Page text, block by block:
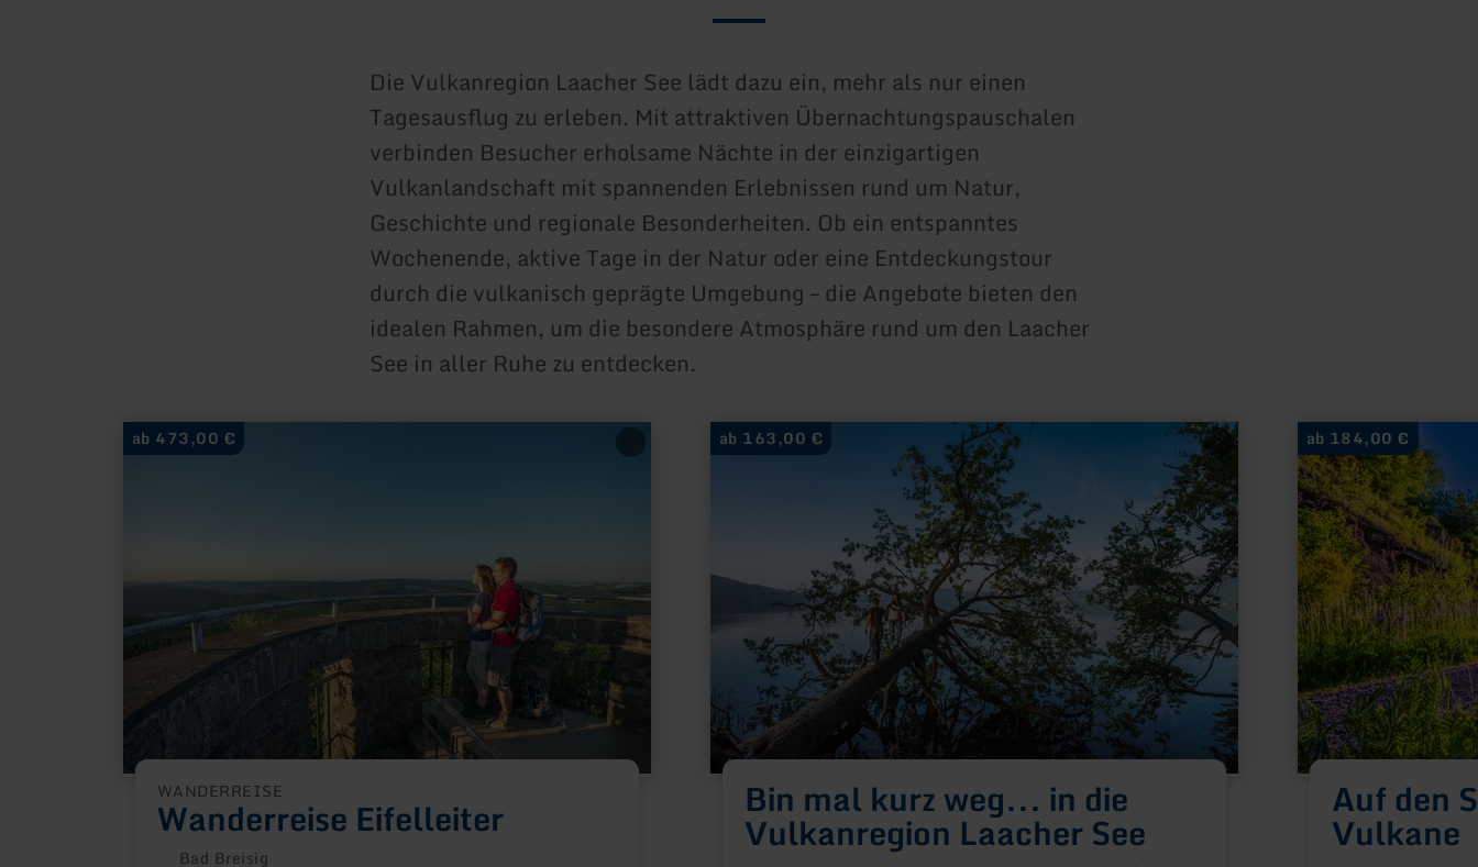
Die Vulkanregion Laacher See lädt dazu ein, mehr als nur einen
Tagesausflug zu erleben. Mit attraktiven Übernachtungspauschalen
verbinden Besucher erholsame Nächte in der einzigartigen
Vulkanlandschaft mit spannenden Erlebnissen rund um Natur,
Geschichte und regionale Besonderheiten. Ob ein entspanntes
Wochenende, aktive Tage in der Natur oder eine Entdeckungstour
durch die vulkanisch geprägte Umgebung – die Angebote bieten den
idealen Rahmen, um die besondere Atmosphäre rund um den Laacher
See in aller Ruhe zu entdecken.
ab 473,00 €
WANDERREISE
Wanderreise Eifelleiter
Bad Breisig
mehr
erfahren
ab 163,00 €
Bin mal kurz weg... in die
Vulkanregion Laacher See
mehr
erfahren
die
Vulkanregion
ab 184,00 €
Auf den
Vulkane
mehr
erfahren
zu:
Auf
den
Spuren
erloschener
Vulkane